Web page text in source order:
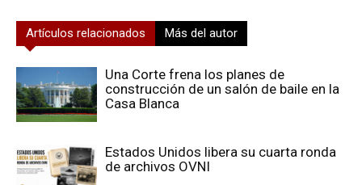
Artículos relacionados Más del autor
Una Corte frena los planes de
construcción de un salón de baile en la
Casa Blanca
Estados Unidos libera su cuarta ronda
de archivos OVNI